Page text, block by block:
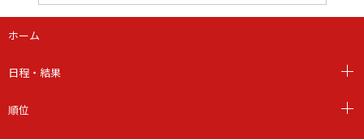
ホーム
日程・結果
順位